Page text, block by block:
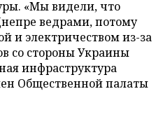
«Мы видели, что
ведрами, потому
и электричеством из-за
со стороны Украины
инфраструктура
Общественной палаты